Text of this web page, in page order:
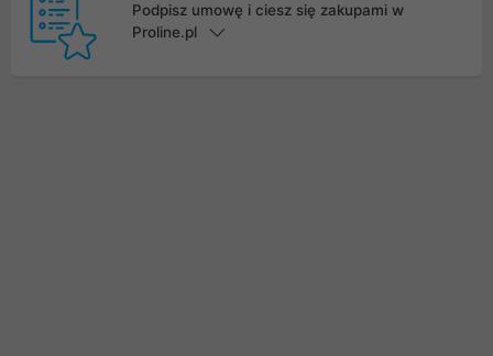
Podpisz umowę i ciesz się zakupami w
Proline.pl